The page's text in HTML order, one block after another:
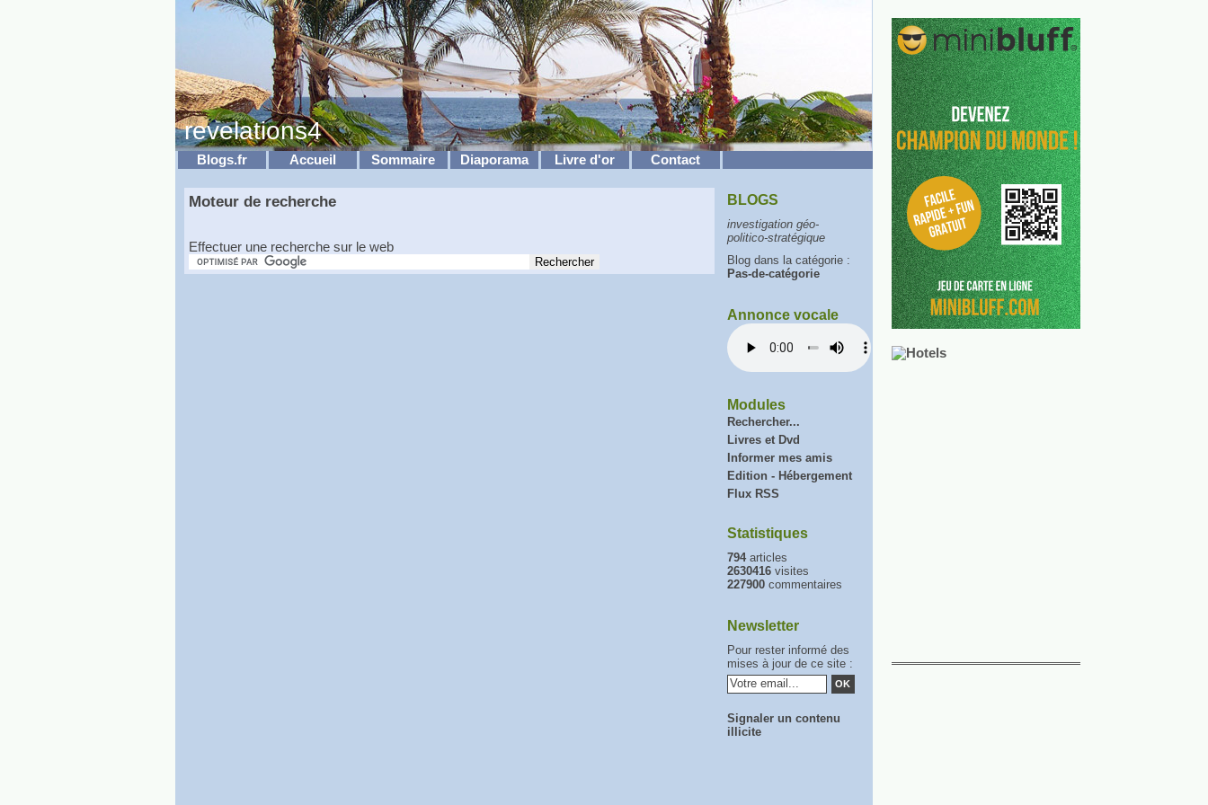
revelations4
Blogs.fr Accueil Sommaire Diaporama Livre d'or Contact
BLOGS
investigation géo-
politico-stratégique
Blog dans la catégorie :
Pas-de-catégorie
Annonce vocale
Modules
Rechercher...
Livres et Dvd
Informer mes amis
Edition - Hébergement
Flux RSS
Statistiques
794articles
2630416visites
227900commentaires
Newsletter
Pour rester informé des
mises à jour de ce site :
Signaler un contenu
illicite
Moteur de recherche
Effectuer une recherche sur le web